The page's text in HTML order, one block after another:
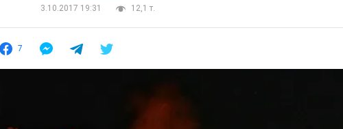
3.10.2017 19:31
12,1 т.
7